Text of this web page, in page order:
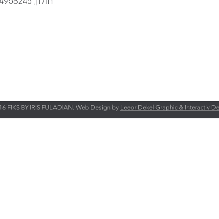
FIKS BY IRIS FULADIAN. Web Design by Leeor Dekel Graphic & Interactiv